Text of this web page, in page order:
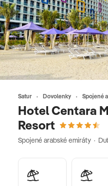
Satur Dovolenky Spojené
Hotel Centara
Resort
Spojené arabské emiráty ·